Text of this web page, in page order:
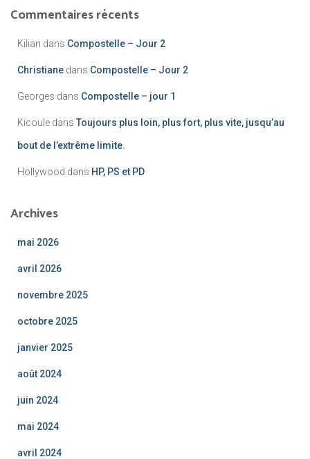
Commentaires récents
Kilian dans Compostelle – Jour 2
Christiane dans Compostelle – Jour 2
Georges dans Compostelle – jour 1
Kicoule dans Toujours plus loin, plus fort, plus vite, jusqu’au
bout de l’extrême limite.
Hollywood dans HP, PS et PD
Archives
mai 2026
avril 2026
novembre 2025
octobre 2025
janvier 2025
août 2024
juin 2024
mai 2024
avril 2024